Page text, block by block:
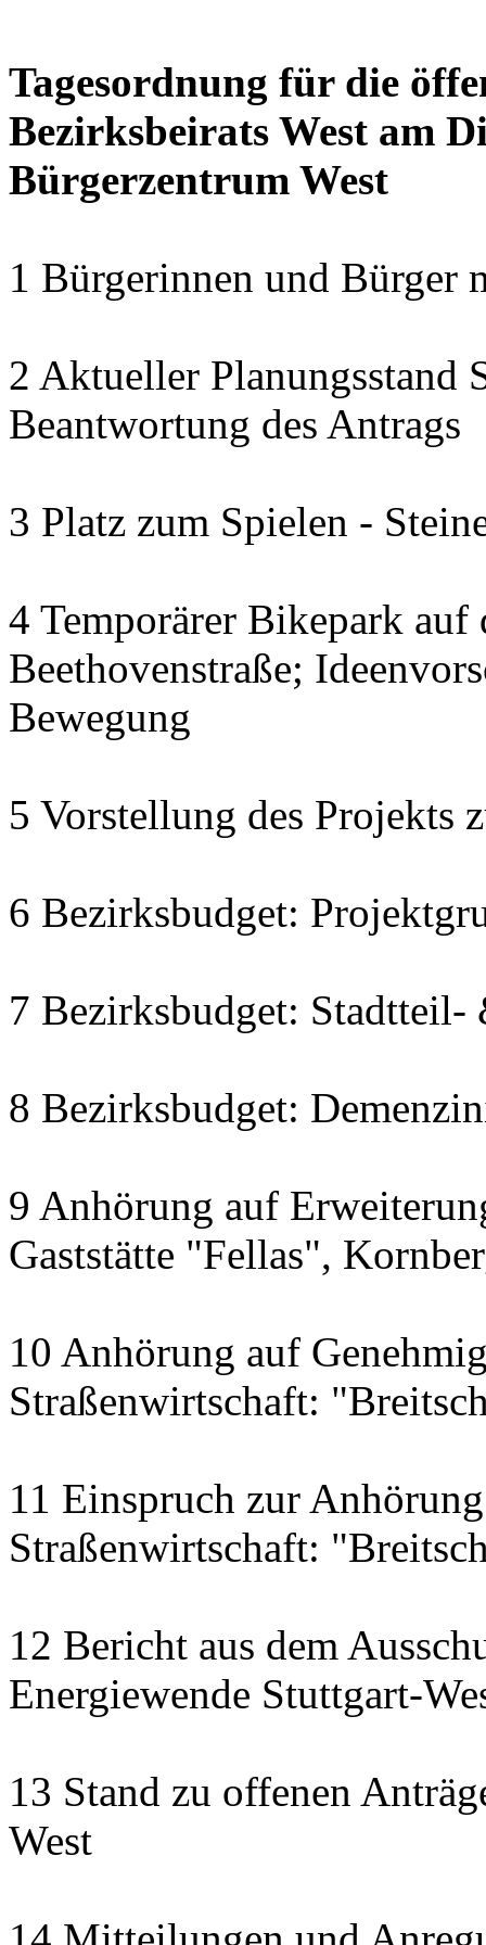
Tagesordnung für die
Bezirksbeirats West am
Bürgerzentrum West
1 Bürgerinnen und Bürger
2 Aktueller Planungsstand
Beantwortung des Antrags
3 Platz zum Spielen -
4 Temporärer Bikepark auf
Beethovenstraße;
Bewegung
5 Vorstellung des Projekts
6 Bezirksbudget:
7 Bezirksbudget:
8 Bezirksbudget:
9 Anhörung auf
Gaststätte "Fellas",
10 Anhörung auf
Straßenwirtschaft:
11 Einspruch zur
Straßenwirtschaft:
12 Bericht aus dem
Energiewende Stuttgart-
13 Stand zu offenen
West